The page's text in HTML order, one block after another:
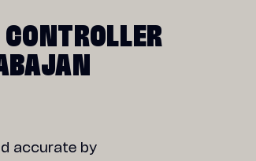
CONTROLLER
accurate by